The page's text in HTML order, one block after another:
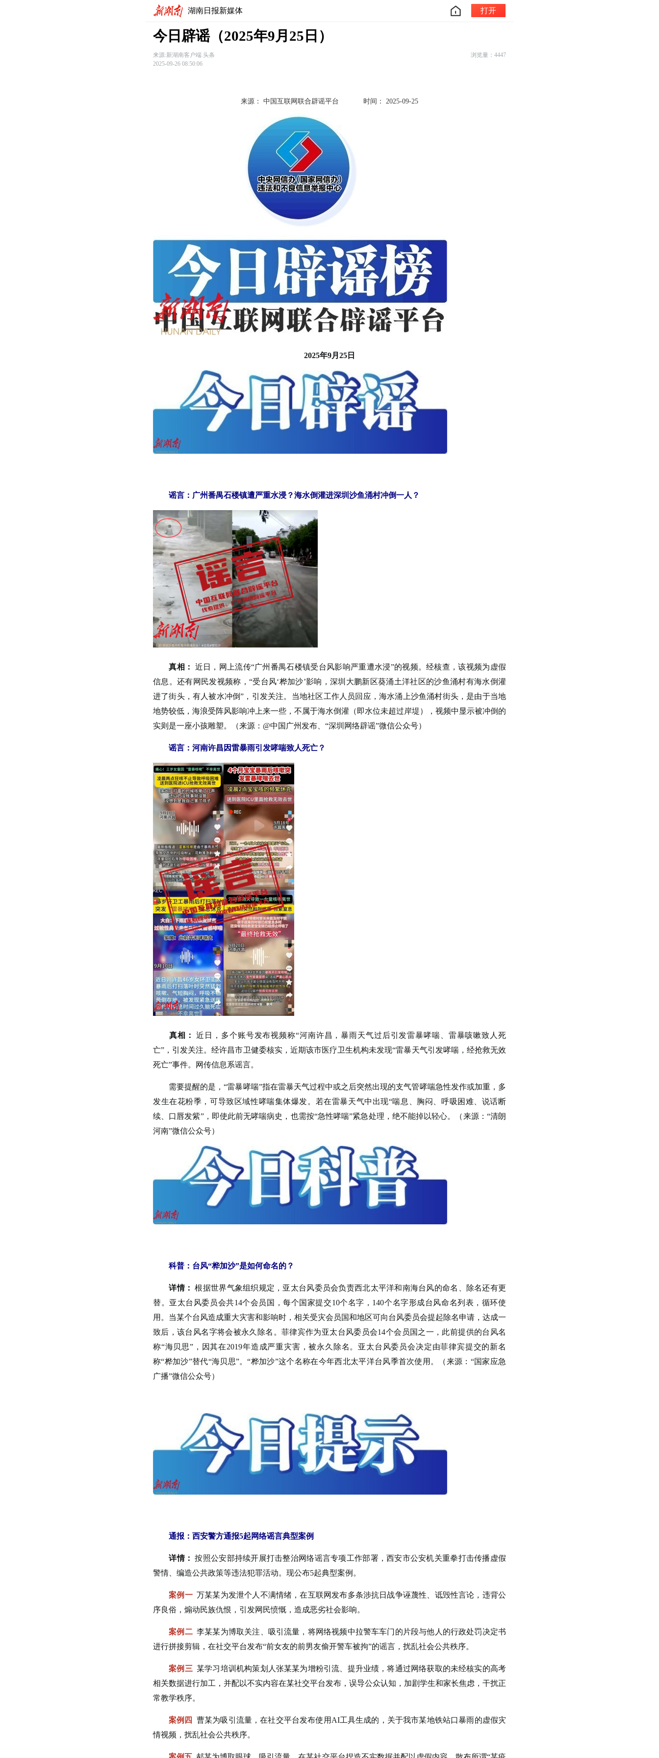
湖南日报新媒体 打开
今日辟谣（2025年9月25日）
来源:新湖南客户端.头条
浏览量：4447
2025-09-26 08:50:06
来源： 中国互联网联合辟谣平台 时间： 2025-09-25
2025年9月25日
谣言：广州番禺石楼镇遭严重水浸？海水倒灌进深圳沙鱼涌村冲倒一人？
真相：
近日，网上流传“广州番禺石楼镇受台风影响严重遭水浸”的视频。经核查，该视频为虚假
信息。还有网民发视频称，“受台风‘桦加沙’影响，深圳大鹏新区葵涌土洋社区的沙鱼涌村有海水倒灌
进了街头，有人被水冲倒”，引发关注。当地社区工作人员回应，海水涌上沙鱼涌村街头，是由于当地
地势较低，海浪受阵风影响冲上来一些，不属于海水倒灌（即水位未超过岸堤），视频中显示被冲倒的
实则是一座小孩雕塑。（来源：@中国广州发布、“深圳网络辟谣”微信公众号）
谣言：河南许昌因雷暴雨引发哮喘致人死亡？
真相：
近日，多个账号发布视频称“河南许昌，暴雨天气过后引发雷暴哮喘、雷暴咳嗽致人死
亡”，引发关注。经许昌市卫健委核实，近期该市医疗卫生机构未发现“雷暴天气引发哮喘，经抢救无效
死亡”事件。网传信息系谣言。
需要提醒的是，“雷暴哮喘”指在雷暴天气过程中或之后突然出现的支气管哮喘急性发作或加重，多
发生在花粉季，可导致区域性哮喘集体爆发。若在雷暴天气中出现“喘息、胸闷、呼吸困难、说话断
续、口唇发紫”，即使此前无哮喘病史，也需按“急性哮喘”紧急处理，绝不能掉以轻心。（来源：“清朗
河南”微信公众号）
科普：台风“桦加沙”是如何命名的？
详情： 根据世界气象组织规定，亚太台风委员会负责西北太平洋和南海台风的命名、除名还有更
替。亚太台风委员会共14个会员国，每个国家提交10个名字，140个名字形成台风命名列表，循环使
用。当某个台风造成重大灾害和影响时，相关受灾会员国和地区可向台风委员会提起除名申请，达成一
致后，该台风名字将会被永久除名。菲律宾作为亚太台风委员会14个会员国之一，此前提供的台风名
称“海贝思”，因其在2019年造成严重灾害，被永久除名。亚太台风委员会决定由菲律宾提交的新名
称“桦加沙”替代“海贝思”。“桦加沙”这个名称在今年西北太平洋台风季首次使用。（来源：“国家应急
广播”微信公众号）
通报：西安警方通报5起网络谣言典型案例
详情： 按照公安部持续开展打击整治网络谣言专项工作部署，西安市公安机关重拳打击传播虚假
警情、编造公共政策等违法犯罪活动。现公布5起典型案例。
案例一 万某某为发泄个人不满情绪，在互联网发布多条涉抗日战争诬蔑性、诋毁性言论，违背公
序良俗，煽动民族仇恨，引发网民愤慨，造成恶劣社会影响。
案例二 李某某为博取关注、吸引流量，将网络视频中拉警车车门的片段与他人的行政处罚决定书
进行拼接剪辑，在社交平台发布“前女友的前男友偷开警车被拘”的谣言，扰乱社会公共秩序。
案例三 某学习培训机构策划人张某某为增粉引流、提升业绩，将通过网络获取的未经核实的高考
相关数据进行加工，并配以不实内容在某社交平台发布，误导公众认知，加剧学生和家长焦虑，干扰正
常教学秩序。
案例四
曹某为吸引流量，在社交平台发布使用AI工具生成的，关于我市某地铁站口暴雨的虚假灾
情视频，扰乱社会公共秩序。